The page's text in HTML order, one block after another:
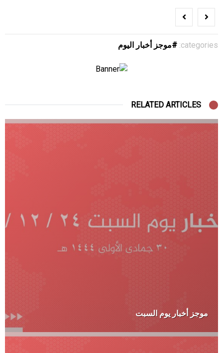
categories: موجز أخبار اليوم
RELATED ARTICLES
موجز أخبار يوم السبت